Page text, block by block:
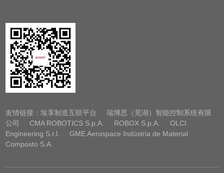
友情链接：埃享制造互联平台
瑞博思（芜湖）智能控制系统有限
公司
CMA ROBOTICS S.p.A. ROBOX S.p.A.
OLCI
Engineering S.r.l.
GME Aerospace Indústria de Material
Composto S.A.